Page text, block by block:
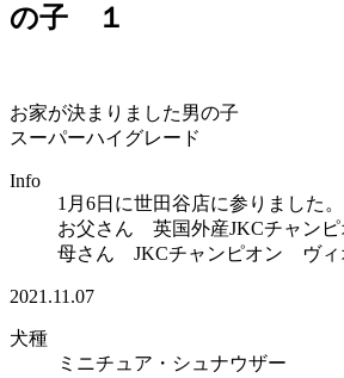
の子 １
お家が決まりました男の子
スーパーハイグレード
Info
1月6日に世田谷店に参りました
お父さん 英国外産JKCチャン
母さん JKCチャンピオン ヴィ
2021.11.07
犬種
ミニチュア・シュナウザー